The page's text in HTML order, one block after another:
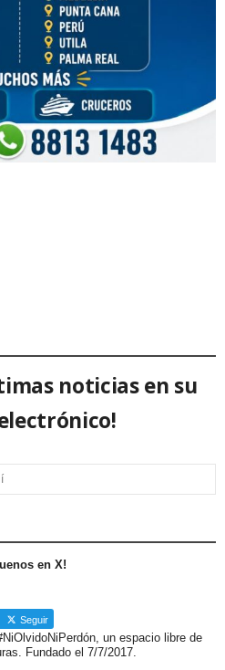
noticias en su
en X!
Seguir
un espacio libre de
Fundado el 7/7/2017.